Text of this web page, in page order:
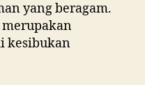
yang beragam.
merupakan
kesibukan